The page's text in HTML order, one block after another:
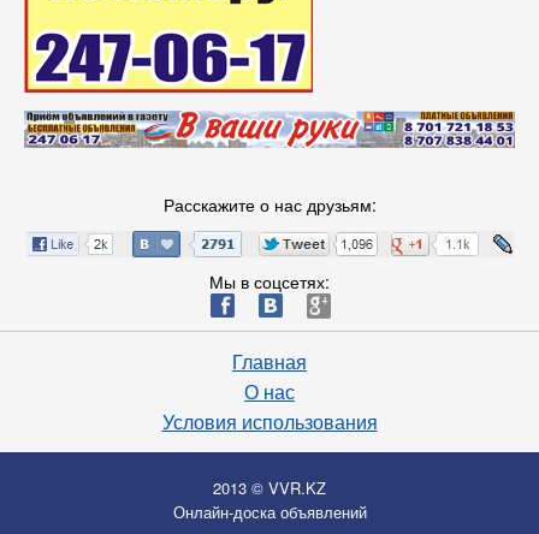
Расскажите о нас друзьям:
Мы в соцсетях:
ä æ è
Главная
О нас
Условия использования
2013 © VVR.KZ
Онлайн-доска объявлений